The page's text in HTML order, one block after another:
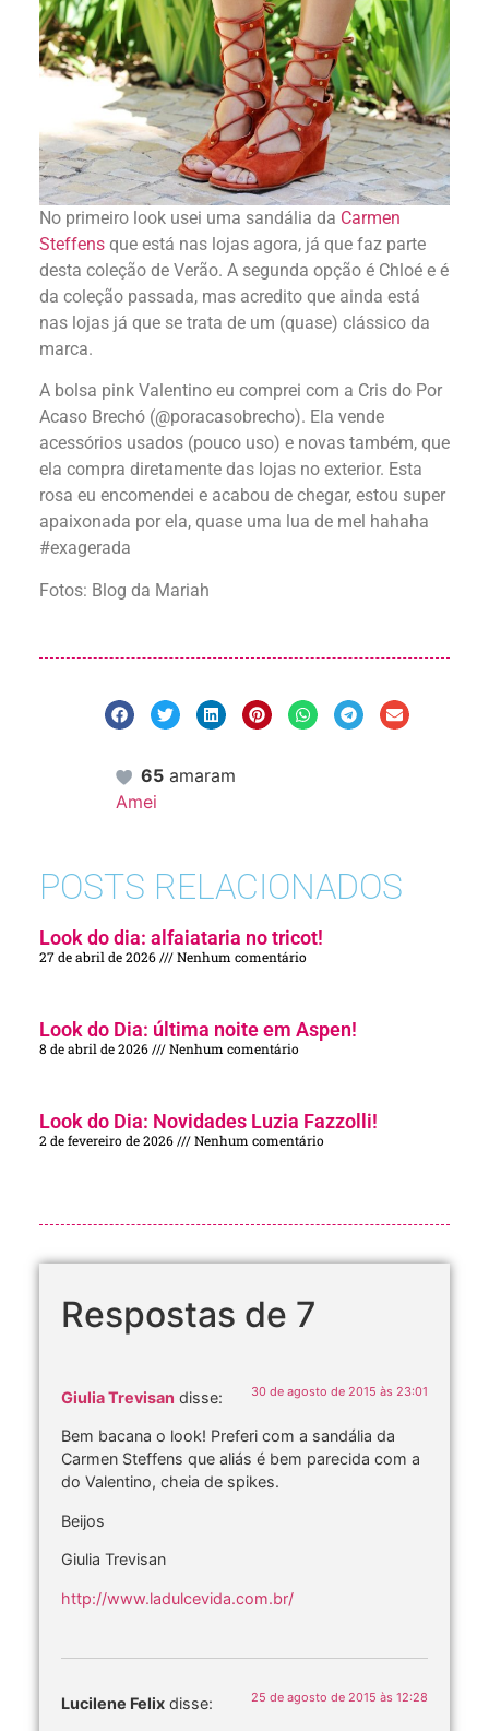
No primeiro look usei uma sandália da Carmen
Steffens que está nas lojas agora, já que faz parte
desta coleção de Verão. A segunda opção é Chloé e é
da coleção passada, mas acredito que ainda está
nas lojas já que se trata de um (quase) clássico da
marca.
A bolsa pink Valentino eu comprei com a Cris do Por
Acaso Brechó (@poracasobrecho). Ela vende
acessórios usados (pouco uso) e novas também, que
ela compra diretamente das lojas no exterior. Esta
rosa eu encomendei e acabou de chegar, estou super
apaixonada por ela, quase uma lua de mel hahaha
#exagerada
Fotos: Blog da Mariah
65 amaram
Amei
POSTS RELACIONADOS
Look do dia: alfaiataria no tricot!
27 de abril de 2026 Nenhum comentário
Look do Dia: última noite em Aspen!
8 de abril de 2026 Nenhum comentário
Look do Dia: Novidades Luzia Fazzolli!
2 de fevereiro de 2026 Nenhum comentário
Respostas de 7
Giulia Trevisan disse: 30 de agosto de 2015 às 23:01
Bem bacana o look! Preferi com a sandália da
Carmen Steffens que aliás é bem parecida com a
do Valentino, cheia de spikes.
Beijos
Giulia Trevisan
http://www.ladulcevida.com.br/
Lucilene Felix disse: 25 de agosto de 2015 às 12:28